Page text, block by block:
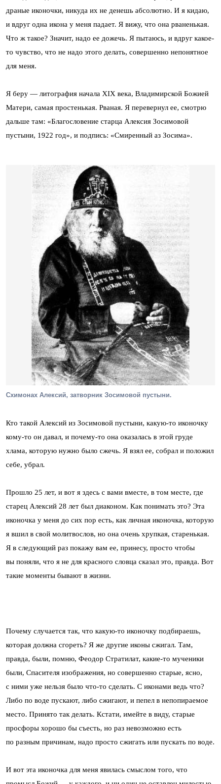
драные иконочки, никуда их не денешь абсолютно. И я кидаю,
и вдруг одна икона у меня падает. Я вижу, что она рваненькая.
Что ж такое? Значит, надо ее дожечь. Я пытаюсь, и вдруг какое-
то чувство, что не надо этого делать, совершенно непонятное
для меня.
Я беру — литография начала XIX века, Владимирской Божией
Матери, самая простенькая. Рваная. Я перевернул ее, смотрю
дальше там: «Благословение старца Алексия Зосимовой
пустыни, 1922 год», и подпись: «Смиренный аз Зосима».
Схимонах Алексий, затворник Зосимовой пустыни.
Кто такой Алексий из Зосимовой пустыни, какую-то иконочку
кому-то он давал, и почему-то она оказалась в этой груде
хлама, которую нужно было сжечь. Я взял ее, собрал и положил
себе, убрал.
Прошло 25 лет, и вот я здесь с вами вместе, в том месте, где
старец Алексий 28 лет был диаконом. Как понимать это? Эта
иконочка у меня до сих пор есть, как личная иконочка, которую
я вшил в свой молитвослов, но она очень хрупкая, старенькая.
Я в следующий раз покажу вам ее, принесу, просто чтобы
вы поняли, что я не для красного словца сказал это, правда. Вот
такие моменты бывают в жизни.
Почему случается так, что какую-то иконочку подбираешь,
которая должна сгореть? Я же другие иконы сжигал. Там,
правда, были, помню, Феодор Стратилат, какие-то мученики
были, Спасителя изображения, но совершенно старые, ясно,
с ними уже нельзя было что-то сделать. С иконами ведь что?
Либо по воде пускают, либо сжигают, и пепел в непопираемое
место. Принято так делать. Кстати, имейте в виду, старые
просфоры хорошо бы съесть, но раз невозможно есть
по разным причинам, надо просто сжигать или пускать по воде.
И вот эта иконочка для меня явилась смыслом того, что